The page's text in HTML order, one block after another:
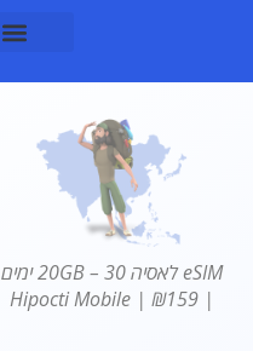
eSIM לאסיה 20GB – 30 ימים
| ₪159 | Hipocti Mobile